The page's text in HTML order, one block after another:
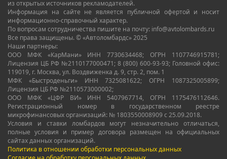
из открытых источников рекламодателей.
Информация на сайте не является публичной офертой и носит
информационно-справочный характер.
По вопросам сотрудничества пишите на почту: info@avtolombards.ru
Все права защищены. © «Автоломбардс» 2025
Наши партнеры:
ООО МФК «КарМани» ИНН 7730634468; ОГРН 1107746915781;
Лицензия ЦБ РФ №2110177000471; 8 (800) 600-93-93; Головной офис:
119019, г. Москва, ул. Воздвиженка д. 9, стр. 2, пом. 1
МФК «Быстроденьги» ИНН 7325081622; ОГРН 1087325005899;
Лицензия ЦБ РФ №2110573000002;
ООО МФК «ЦФР ВИ» ИНН 5407967714, ОГРН 1175476112646.
Регистрационный номер в государственном реестре
микрофинансовых организаций: № 1803550008909 с 25.09.2018.
Условия и ставки ломбардов могут незначительно отличаться,
полные условия и пример договора размещен на официальных
сайтах данных организаций.
Политика в отношении обработки персональных данных